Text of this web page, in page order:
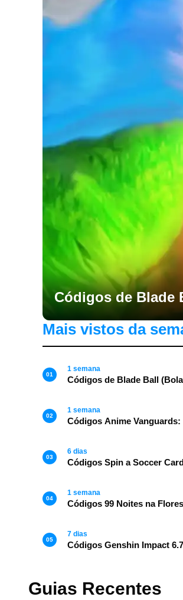
Códigos de Blade
Mais vistos da
01
1 semana
Códigos de Blade Ball
02
1 semana
Códigos Anime
03
6 dias
Códigos Spin a Soccer
04
1 semana
Códigos 99 Noites na
05
7 dias
Códigos Genshin Impact
Guias Recentes